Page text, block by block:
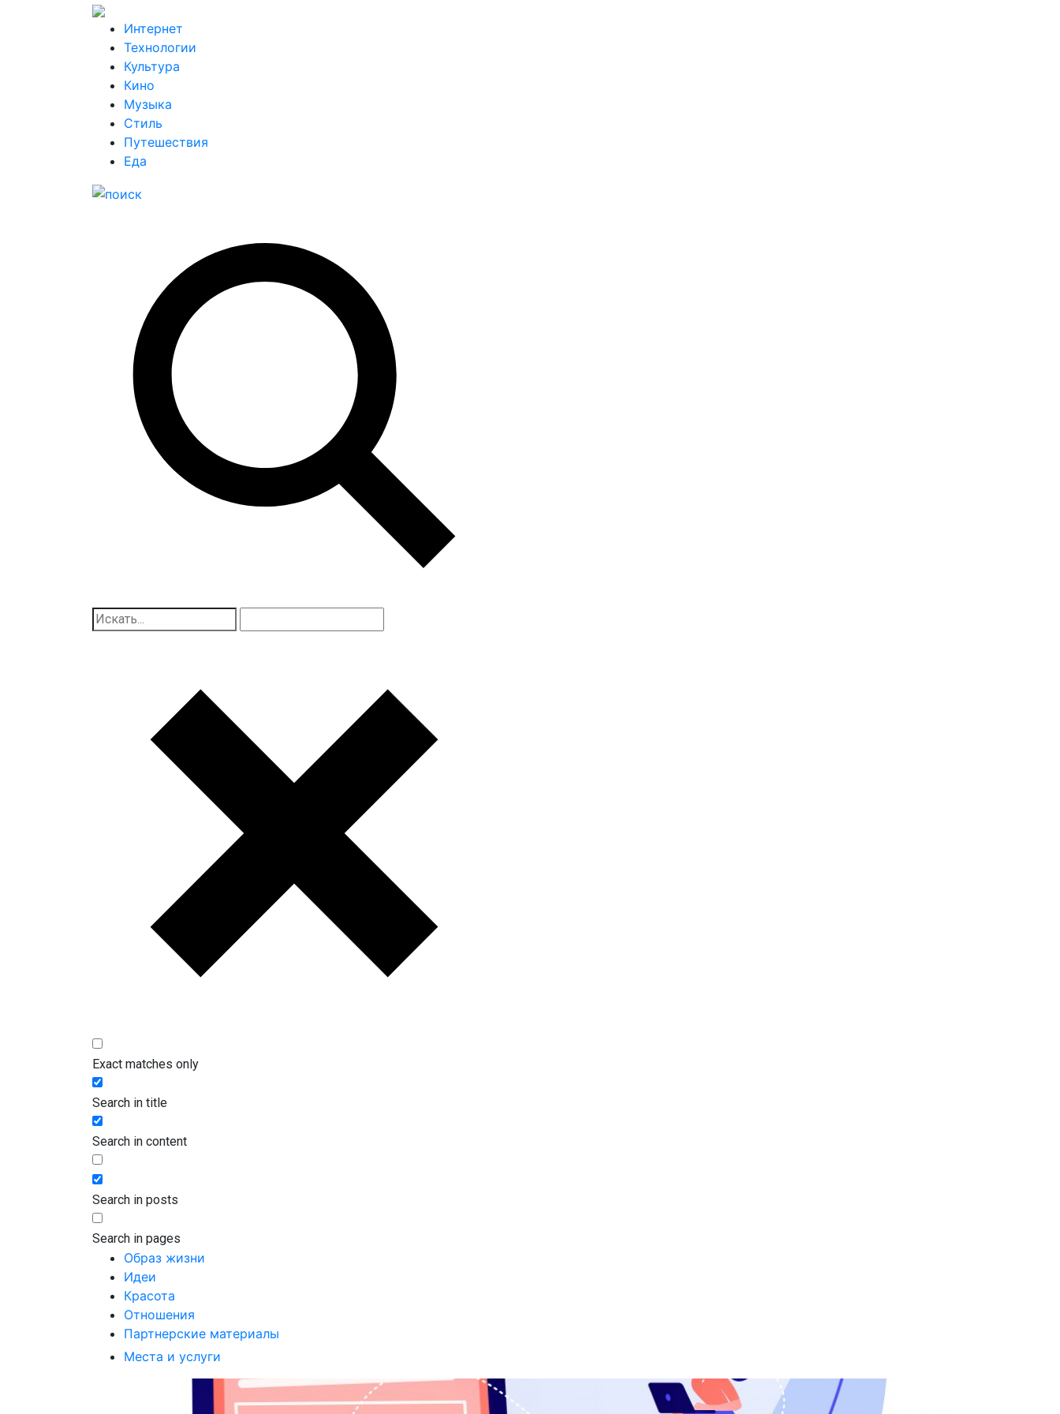
Интернет
Технологии
Культура
Кино
Музыка
Стиль
Путешествия
Еда
Exact matches only
Search in title
Search in content
Search in posts
Search in pages
Образ жизни
Идеи
Красота
Отношения
Партнерские материалы
Места и услуги